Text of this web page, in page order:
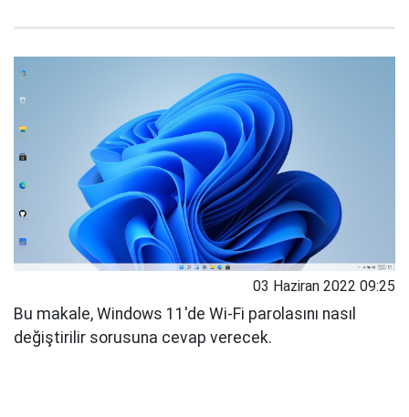
03 Haziran 2022 09:25
Bu makale, Windows 11'de Wi-Fi parolasını nasıl
değiştirilir sorusuna cevap verecek.